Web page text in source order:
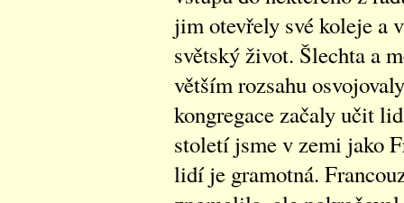
jim otevřely své koleje a
světský život. Šlechta a
větším rozsahu
kongregace začaly učit
století jsme v zemi jako
lidí je gramotná.